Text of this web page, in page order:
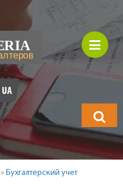
будете
искать?
UA
» Бухгалтерский учет